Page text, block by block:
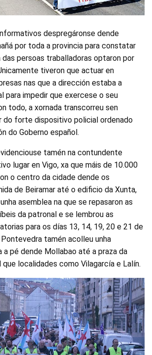
despregáronse dende
por toda a provincia para constatar
das persoas traballadoras optaron por
tiveron que actuar en
nas que a dirección estaba a
para impedir que exercese o seu
todo, a xornada transcorreu sen
do forte dispositivo policial ordenado
do Goberno español.
tamén na contundente
lugar en Vigo, xa que máis de 10.000
o centro da cidade dende os
de Beiramar até o edificio da Xunta,
asemblea na que se repasaron as
da patronal e se lembrou as
para os días 13, 14, 19, 20 e 21 de
tamén acolleu unha
a pé dende Mollabao até a praza da
que localidades como Vilagarcía e Lalín.